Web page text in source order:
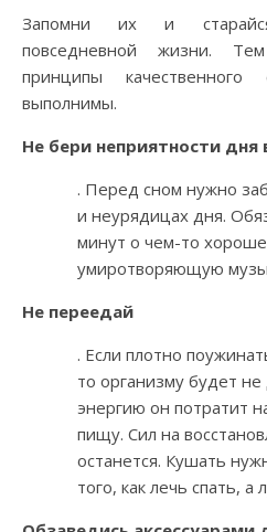
Запомни их и
повседневной жизни.
принципы
выполнимы.
Не бери неприятности дня
. Перед сном нужно
и неурядицах дня.
минут о чем-то
умиротворяющую
Не переедай
. Если плотно
то организму будет
энергию он потратит
пищу. Сил на
останется. Кушать
того, как лечь спать, а